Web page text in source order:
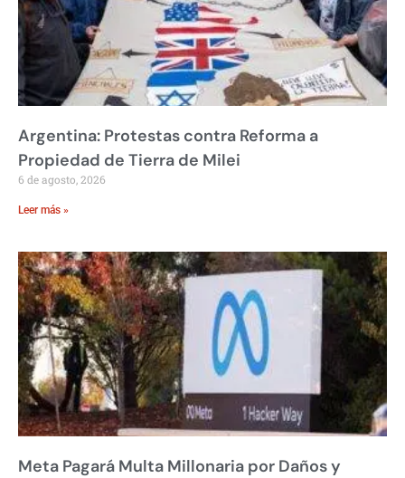
Argentina: Protestas contra Reforma a
Propiedad de Tierra de Milei
6 de agosto, 2026
Leer más »
Meta Pagará Multa Millonaria por Daños y